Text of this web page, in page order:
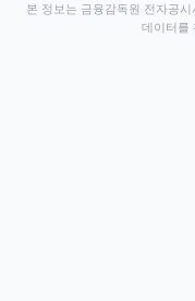
본 정보는 금융감독원 전자공
데이터를